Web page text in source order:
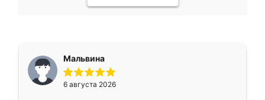
Мальвина
6 августа 2026